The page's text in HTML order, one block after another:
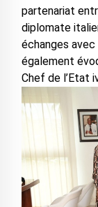
partenariat
diplomate
échanges avec
également
Chef de l’Etat